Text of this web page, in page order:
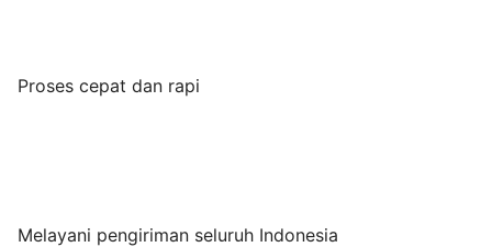
Proses cepat dan rapi
Melayani pengiriman seluruh Indonesia